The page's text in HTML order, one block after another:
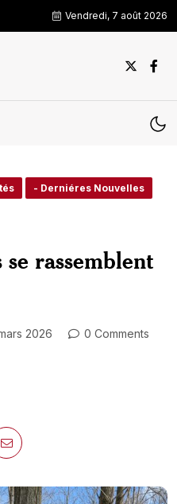
Vendredi, 7 août 2026
- Derniéres Nouvelles
rassemblent
2026
0 Comments